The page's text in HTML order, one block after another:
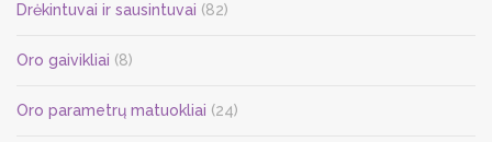
Drėkintuvai ir sausintuvai (82)
Oro gaivikliai (8)
Oro parametrų matuokliai (24)